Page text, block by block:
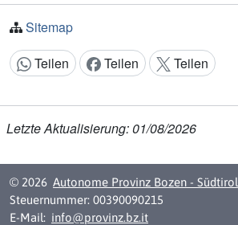
Sitemap
Inhalt teilen:
Teilen Teilen Teilen
Letzte Aktualisierung: 01/08/2026
© 2026 Autonome Provinz Bozen - Südtirol
Steuernummer: 00390090215
E-Mail: info@provinz.bz.it